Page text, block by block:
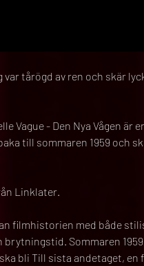
var tårögd av ren och skär
Vague - Den Nya Vågen
till sommaren 1959 och
Linklater.
filmhistorien med både
Sommaren
bli Till sista andetaget,